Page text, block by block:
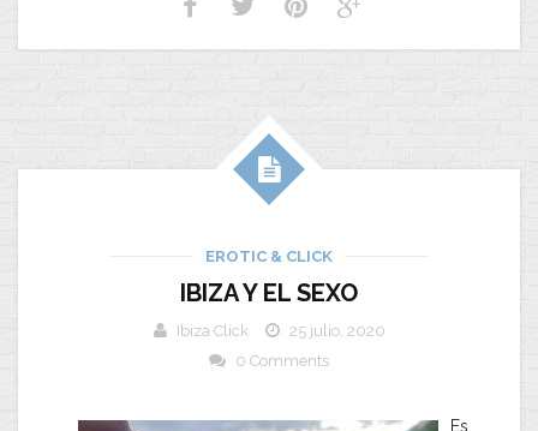
EROTIC & CLICK
IBIZA Y EL SEXO
Ibiza Click
25 julio, 2020
0 Comments
Es